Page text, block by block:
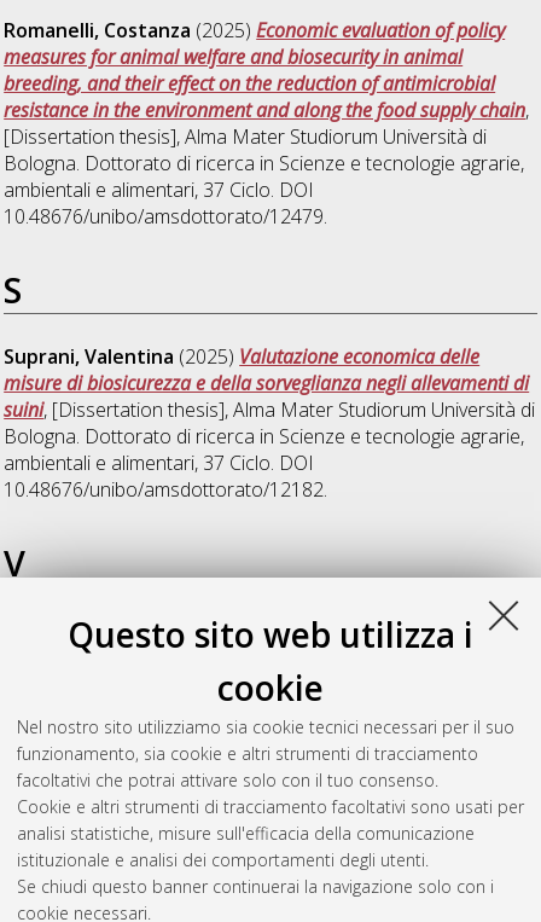
Questo sito web utilizza i
cookie
Nel nostro sito utilizziamo sia cookie tecnici necessari per il suo
funzionamento, sia cookie e altri strumenti di tracciamento
facoltativi che potrai attivare solo con il tuo consenso.
Cookie e altri strumenti di tracciamento facoltativi sono usati per
analisi statistiche, misure sull'efficacia della comunicazione
istituzionale e analisi dei comportamenti degli utenti.
Se chiudi questo banner continuerai la navigazione solo con i
cookie necessari.
Romanelli, Costanza (2025)Economic evaluation of policy
measures for animal welfare and biosecurity in animal
breeding, and their effect on the reduction of antimicrobial
resistance in the environment and along the food supply chain,
[Dissertation thesis], Alma Mater Studiorum Università di
Bologna. Dottorato di ricerca in Scienze e tecnologie agrarie,
ambientali e alimentari, 37 Ciclo. DOI
10.48676/unibo/amsdottorato/12479.
S
Suprani, Valentina (2025) Valutazione economica delle
misure di biosicurezza e della sorveglianza negli allevamenti di
suini, [Dissertation thesis], Alma Mater Studiorum Università di
Bologna. Dottorato di ricerca in Scienze e tecnologie agrarie,
ambientali e alimentari, 37 Ciclo. DOI
10.48676/unibo/amsdottorato/12182.
V
Verza, Marta(2025) Biodiversity for food and agriculture:
multi-actor conservation strategies in italian supply chains
[Dissertation thesis], Alma Mater Studiorum Università di
Bologna. Dottorato di ricerca inScienze e tecnologie agrarie,
ambientali e alimentari, 37 Ciclo. DOI
10.48676/unibo/amsdottorato/11847.
Questa lista e' stata generata il Wed Aug 5 20:31:55 2026